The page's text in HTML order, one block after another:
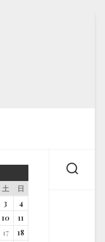
土
日
3
4
10
11
17
18